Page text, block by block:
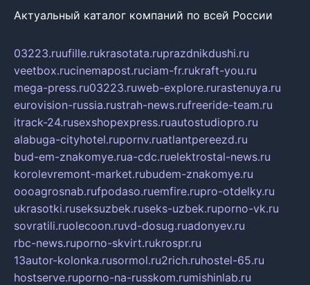
Актуальный каталог компаний по всей России
03223.ruufille.rukrasotata.ruprazdnikdushi.ru
veetbox.rucinemapost.ruciam-fr.rukraft-you.ru
mega-press.ru03223.ruweb-explore.rurastenuya.ru
eurovision-russia.rustrah-news.rufreeride-team.ru
itrack-24.rusexshopexpress.ruautostudiopro.ru
alabuga-cityhotel.rupornv.ruatlantpereezd.ru
bud-em-znakomye.rua-cdc.ruelektrostal-news.ru
korolevremont-market.rubudem-znakomye.ru
oooagrosnab.rufpodaso.ruemfire.rupro-otdelky.ru
ukrasotki.ruseksuzbek.ruseks-uzbek.ruporno-vk.ru
sovratili.ruolecoon.ruvd-dosug.ruadonyev.ru
rbc-news.ruporno-skvirt.rukrospr.ru
13autor-kolonka.rusormol.ru2rich.ruhostel-65.ru
hostserve.ruporno-na-russkom.rumishinlab.ru